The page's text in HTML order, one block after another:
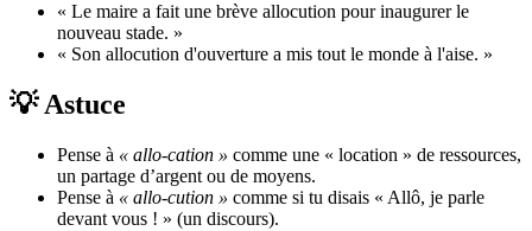
« Le maire a fait une brève allocution pour inaugurer le
nouveau stade. »
« Son allocution d'ouverture a mis tout le monde à l'aise. »
💡 Astuce
Pense à « allo-cation » comme une « location » de ressources,
un partage d’argent ou de moyens.
Pense à « allo-cution » comme si tu disais « Allô, je parle
devant vous ! » (un discours).